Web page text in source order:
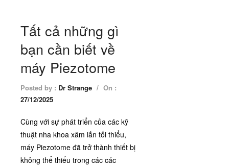
Tất cả những gì
bạn cần biết về
máy Piezotome
Posted by : Dr Strange / On :
27/12/2025
Cùng với sự phát triển của các kỹ
thuật nha khoa xâm lấn tối thiểu,
máy Piezotome đã trở thành thiết bị
không thể thiếu trong các các